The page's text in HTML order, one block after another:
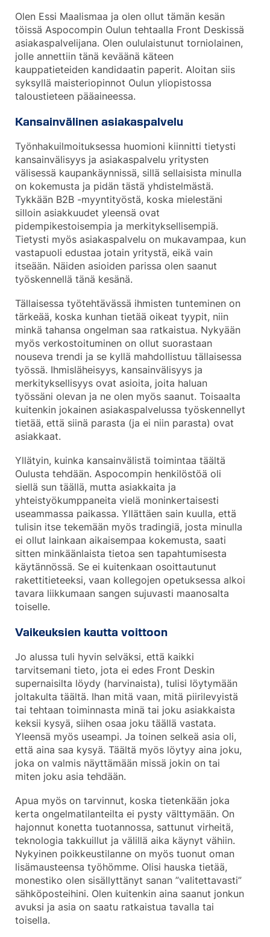
Olen Essi Maalismaa ja olen ollut tämän kesän
töissä Aspocompin Oulun tehtaalla Front Deskissä
asiakaspalvelijana. Olen oululaistunut torniolainen,
jolle annettiin tänä keväänä käteen
kauppatieteiden kandidaatin paperit. Aloitan siis
syksyllä maisteriopinnot Oulun yliopistossa
taloustieteen pääaineessa.
Kansainvälinen asiakaspalvelu
Työnhakuilmoituksessa huomioni kiinnitti tietysti
kansainvälisyys ja asiakaspalvelu yritysten
välisessä kaupankäynnissä, sillä sellaisista minulla
on kokemusta ja pidän tästä yhdistelmästä.
Tykkään B2B -myyntityöstä, koska mielestäni
silloin asiakkuudet yleensä ovat
pidempikestoisempia ja merkityksellisempiä.
Tietysti myös asiakaspalvelu on mukavampaa, kun
vastapuoli edustaa jotain yritystä, eikä vain
itseään. Näiden asioiden parissa olen saanut
työskennellä tänä kesänä.
Tällaisessa työtehtävässä ihmisten tunteminen on
tärkeää, koska kunhan tietää oikeat tyypit, niin
minkä tahansa ongelman saa ratkaistua. Nykyään
myös verkostoituminen on ollut suorastaan
nouseva trendi ja se kyllä mahdollistuu tällaisessa
työssä. Ihmisläheisyys, kansainvälisyys ja
merkityksellisyys ovat asioita, joita haluan
työssäni olevan ja ne olen myös saanut. Toisaalta
kuitenkin jokainen asiakaspalvelussa työskennellyt
tietää, että siinä parasta (ja ei niin parasta) ovat
asiakkaat.
Yllätyin, kuinka kansainvälistä toimintaa täältä
Oulusta tehdään. Aspocompin henkilöstöä oli
siellä sun täällä, mutta asiakkaita ja
yhteistyökumppaneita vielä moninkertaisesti
useammassa paikassa. Yllättäen sain kuulla, että
tulisin itse tekemään myös tradingiä, josta minulla
ei ollut lainkaan aikaisempaa kokemusta, saati
sitten minkäänlaista tietoa sen tapahtumisesta
käytännössä. Se ei kuitenkaan osoittautunut
rakettitieteeksi, vaan kollegojen opetuksessa alkoi
tavara liikkumaan sangen sujuvasti maanosalta
toiselle.
Vaikeuksien kautta voittoon
Jo alussa tuli hyvin selväksi, että kaikki
tarvitsemani tieto, jota ei edes Front Deskin
supernaisilta löydy (harvinaista), tulisi löytymään
joltakulta täältä. Ihan mitä vaan, mitä piirilevyistä
tai tehtaan toiminnasta minä tai joku asiakkaista
keksii kysyä, siihen osaa joku täällä vastata.
Yleensä myös useampi. Ja toinen selkeä asia oli,
että aina saa kysyä. Täältä myös löytyy aina joku,
joka on valmis näyttämään missä jokin on tai
miten joku asia tehdään.
Apua myös on tarvinnut, koska tietenkään joka
kerta ongelmatilanteilta ei pysty välttymään. On
hajonnut konetta tuotannossa, sattunut virheitä,
teknologia takkuillut ja välillä aika käynyt vähiin.
Nykyinen poikkeustilanne on myös tuonut oman
lisämausteensa työhömme. Olisi hauska tietää,
monestiko olen sisällyttänyt sanan ”valitettavasti”
sähköposteihini. Olen kuitenkin aina saanut jonkun
avuksi ja asia on saatu ratkaistua tavalla tai
toisella.